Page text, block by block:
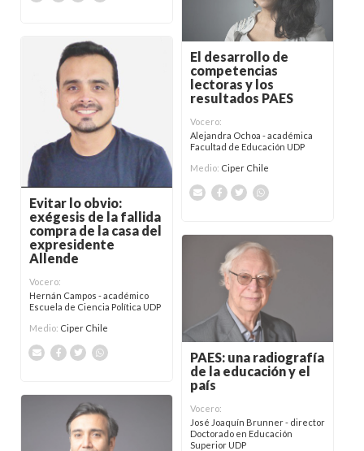
El desarrollo de
competencias
lectoras y los
resultados PAES
Vocero:
Alejandra Ochoa - académica
Facultad de Educación UDP
Medio: Ciper Chile
Evitar lo obvio:
exégesis de la fallida
compra de la casa del
expresidente
Allende
Vocero:
Hernán Campos - académico
Escuela de Ciencia Política UDP
Medio: Ciper Chile
PAES: una radiografía
de la educación y el
país
Vocero:
José Joaquín Brunner - director
Doctorado en Educación
Superior UDP